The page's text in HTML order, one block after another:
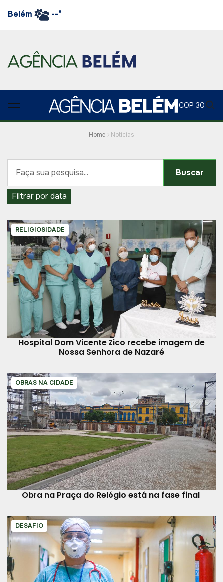
Belém --°
COP 30
Home Noticias
Buscar
Filtrar por data
RELIGIOSIDADE
Hospital Dom Vicente Zico recebe imagem de
Nossa Senhora de Nazaré
OBRAS NA CIDADE
Obra na Praça do Relógio está na fase final
DESAFIO